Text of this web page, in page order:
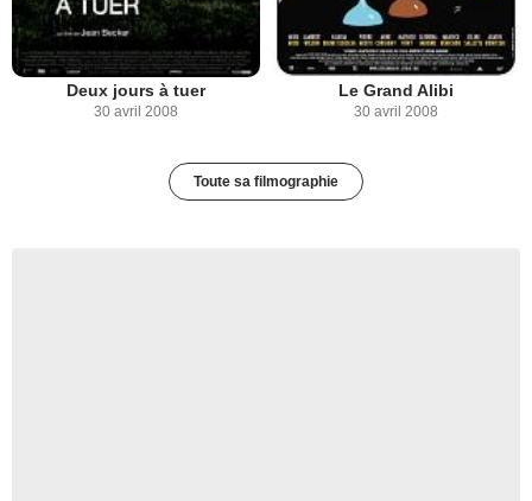
Deux jours à tuer
30 avril 2008
Le Grand Alibi
30 avril 2008
Toute sa filmographie